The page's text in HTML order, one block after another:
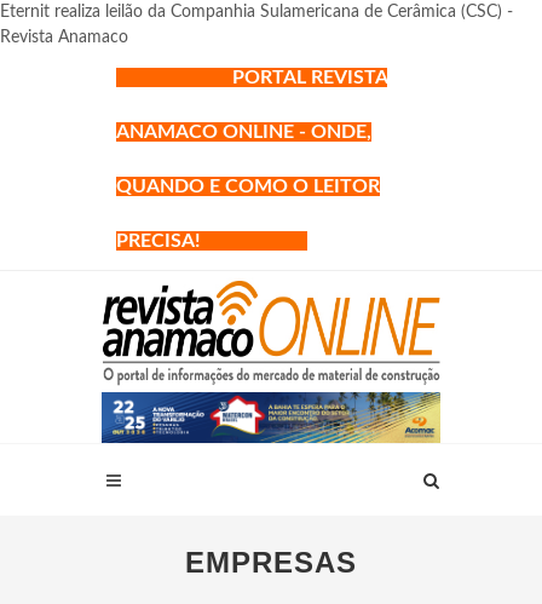
Eternit realiza leilão da Companhia Sulamericana de Cerâmica (CSC) -
Revista Anamaco
PORTAL REVISTA
ANAMACO ONLINE - ONDE,
QUANDO E COMO O LEITOR
PRECISA!
EMPRESAS